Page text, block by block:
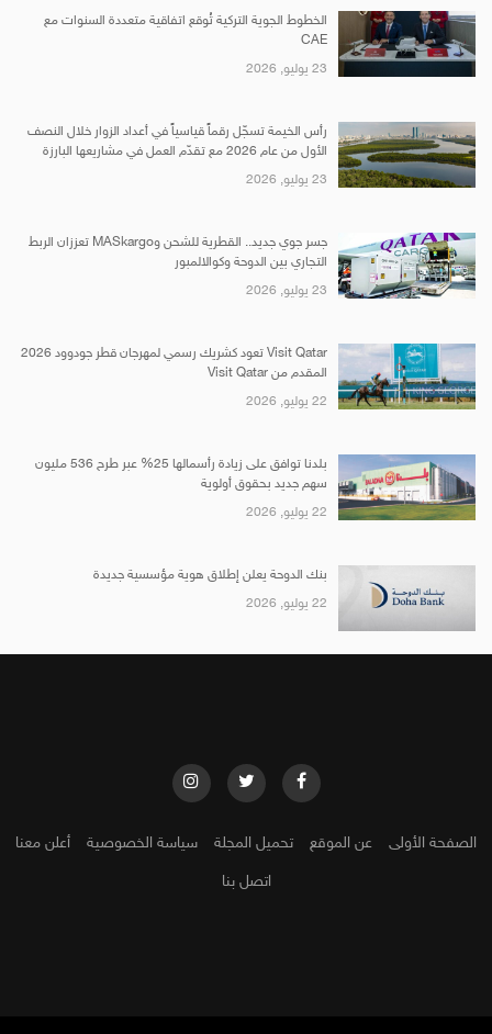
الخطوط الجوية التركية تُوقع اتفاقية متعددة السنوات مع
CAE
23 يوليو, 2026
رأس الخيمة تسجّل رقماً قياسياً في أعداد الزوار خلال النصف
الأول من عام 2026 مع تقدّم العمل في مشاريعها البارزة
23 يوليو, 2026
جسر جوي جديد.. القطرية للشحن وMASkargo تعززان الربط
التجاري بين الدوحة وكوالالمبور
23 يوليو, 2026
Visit Qatar تعود كشريك رسمي لمهرجان قطر جودوود 2026
المقدم من Visit Qatar
22 يوليو, 2026
بلدنا توافق على زيادة رأسمالها 25% عبر طرح 536 مليون
سهم جديد بحقوق أولوية
22 يوليو, 2026
بنك الدوحة يعلن إطلاق هوية مؤسسية جديدة
22 يوليو, 2026
الصفحة الأولى عن الموقع تحميل المجلة سياسة الخصوصية أعلن معنا
اتصل بنا